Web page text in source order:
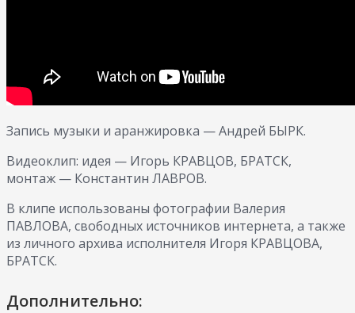
Запись музыки и аранжировка — Андрей БЫРК.
Видеоклип: идея — Игорь КРАВЦОВ, БРАТСК,
монтаж — Константин ЛАВРОВ.
В клипе использованы фотографии Валерия
ПАВЛОВА, свободных источников интернета, а также
из личного архива исполнителя Игоря КРАВЦОВА,
БРАТСК.
Дополнительно: